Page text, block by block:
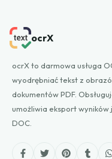
ocrX
ocrX to darmowa usługa
wyodrębniać tekst z
dokumentów PDF.
umożliwia eksport wyników
DOC.